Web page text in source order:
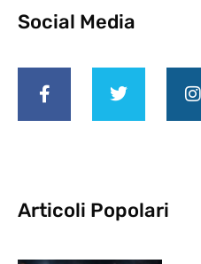
Social Media
Articoli Popolari